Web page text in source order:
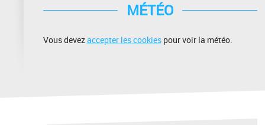
MÉTÉO
Vous devezaccepter les cookiespour voir la météo.